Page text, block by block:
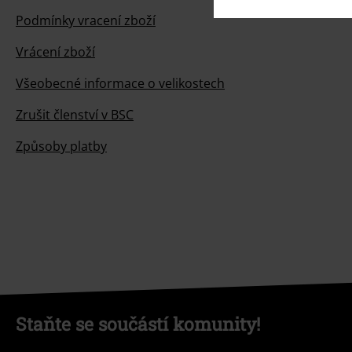
Podmínky vracení zboží
Vrácení zboží
Všeobecné informace o velikostech
Zrušit členství v BSC
Způsoby platby
Staňte se součástí komunity!